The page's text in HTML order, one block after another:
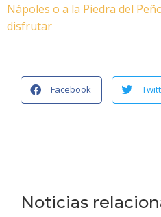
Nápoles o a la Piedra del
disfrutar
Facebook
Noticias